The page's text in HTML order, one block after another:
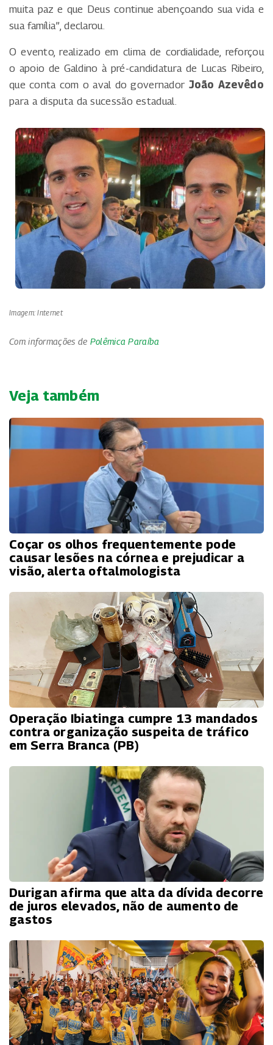
muita paz e que Deus continue abençoando sua vida e
sua família”, declarou.
O evento, realizado em clima de cordialidade, reforçou
o apoio de Galdino à pré-candidatura de Lucas Ribeiro,
que conta com o aval do governador João Azevêdo
para a disputa da sucessão estadual.
Imagem: Internet
Com informações de Polêmica Paraíba
Veja também
Coçar os olhos frequentemente pode
causar lesões na córnea e prejudicar a
visão, alerta oftalmologista
Operação Ibiatinga cumpre 13 mandados
contra organização suspeita de tráfico
em Serra Branca (PB)
Durigan afirma que alta da dívida decorre
de juros elevados, não de aumento de
gastos